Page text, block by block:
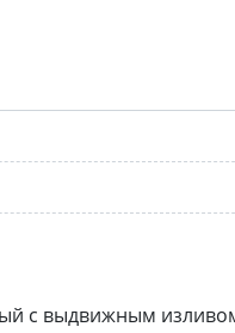
с выдвижным